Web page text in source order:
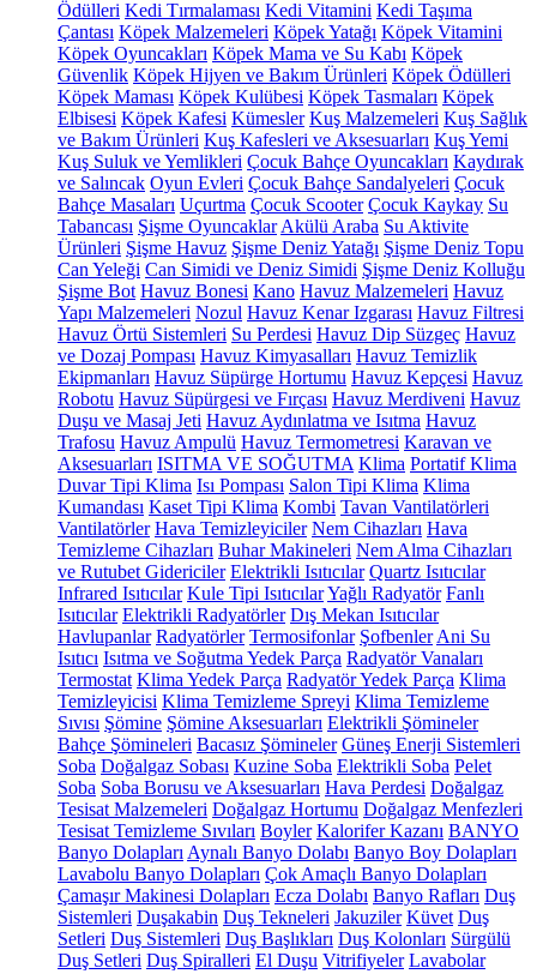
Ödülleri Kedi Tırmalaması Kedi Vitamini Kedi Taşıma
Çantası Köpek Malzemeleri Köpek Yatağı Köpek Vitamini
Köpek Oyuncakları Köpek Mama ve Su Kabı Köpek
Güvenlik Köpek Hijyen ve Bakım Ürünleri Köpek Ödülleri
Köpek Maması Köpek Kulübesi Köpek Tasmaları Köpek
Elbisesi Köpek Kafesi Kümesler Kuş Malzemeleri Kuş Sağlık
ve Bakım Ürünleri Kuş Kafesleri ve Aksesuarları Kuş Yemi
Kuş Suluk ve Yemlikleri Çocuk Bahçe Oyuncakları Kaydırak
ve Salıncak Oyun Evleri Çocuk Bahçe Sandalyeleri Çocuk
Bahçe Masaları Uçurtma Çocuk Scooter Çocuk Kaykay Su
Tabancası Şişme Oyuncaklar Akülü Araba Su Aktivite
Ürünleri Şişme Havuz Şişme Deniz Yatağı Şişme Deniz Topu
Can Yeleği Can Simidi ve Deniz Simidi Şişme Deniz Kolluğu
Şişme Bot Havuz Bonesi Kano Havuz Malzemeleri Havuz
Yapı Malzemeleri Nozul Havuz Kenar Izgarası Havuz Filtresi
Havuz Örtü Sistemleri Su Perdesi Havuz Dip Süzgeç Havuz
ve Dozaj Pompası Havuz Kimyasalları Havuz Temizlik
Ekipmanları Havuz Süpürge Hortumu Havuz Kepçesi Havuz
Robotu Havuz Süpürgesi ve Fırçası Havuz Merdiveni Havuz
Duşu ve Masaj Jeti Havuz Aydınlatma ve Isıtma Havuz
Trafosu Havuz Ampulü Havuz Termometresi Karavan ve
Aksesuarları ISITMA VE SOĞUTMA Klima Portatif Klima
Duvar Tipi Klima Isı Pompası Salon Tipi Klima Klima
Kumandası Kaset Tipi Klima Kombi Tavan Vantilatörleri
Vantilatörler Hava Temizleyiciler Nem Cihazları Hava
Temizleme Cihazları Buhar Makineleri Nem Alma Cihazları
ve Rutubet Gidericiler Elektrikli Isıtıcılar Quartz Isıtıcılar
Infrared Isıtıcılar Kule Tipi IsıtıcılarYağlı Radyatör Fanlı
Isıtıcılar Elektrikli Radyatörler Dış Mekan Isıtıcılar
Havlupanlar Radyatörler Termosifonlar Şofbenler Ani Su
Isıtıcı Isıtma ve Soğutma Yedek Parça Radyatör Vanaları
Termostat Klima Yedek Parça Radyatör Yedek Parça Klima
Temizleyicisi Klima Temizleme Spreyi Klima Temizleme
Sıvısı Şömine Şömine Aksesuarları Elektrikli Şömineler
Bahçe Şömineleri Bacasız Şömineler Güneş Enerji Sistemleri
Soba Doğalgaz Sobası Kuzine Soba Elektrikli Soba Pelet
Soba Soba Borusu ve Aksesuarları Hava Perdesi Doğalgaz
Tesisat Malzemeleri Doğalgaz Hortumu Doğalgaz Menfezleri
Tesisat Temizleme Sıvıları Boyler Kalorifer Kazanı BANYO
Banyo Dolapları Aynalı Banyo Dolabı Banyo Boy Dolapları
Lavabolu Banyo Dolapları Çok Amaçlı Banyo Dolapları
Çamaşır Makinesi Dolapları Ecza Dolabı Banyo Rafları Duş
Sistemleri Duşakabin Duş Tekneleri Jakuziler Küvet Duş
Setleri Duş Sistemleri Duş Başlıkları Duş Kolonları Sürgülü
Duş Setleri Duş Spiralleri El Duşu Vitrifiyeler Lavabolar